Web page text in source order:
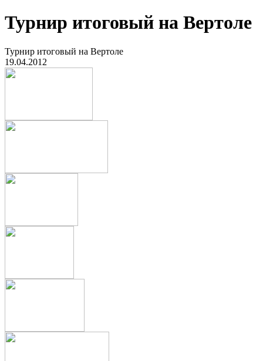
Турнир итоговый на Вертоле
Турнир итоговый на Вертоле
19.04.2012